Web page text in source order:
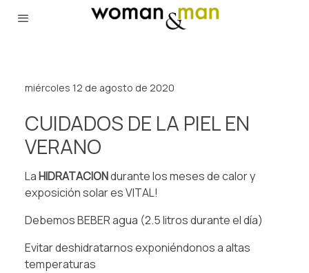
miércoles 12 de agosto de 2020
CUIDADOS DE LA PIEL EN
VERANO
LaHIDRATACIONdurante los meses de calor y
exposición solar es VITAL!⁠
⁠Debemos BEBER agua (2.5 litros durante el día)⁠
⁠Evitar deshidratarnos exponiéndonos a altas
temperaturas⁠